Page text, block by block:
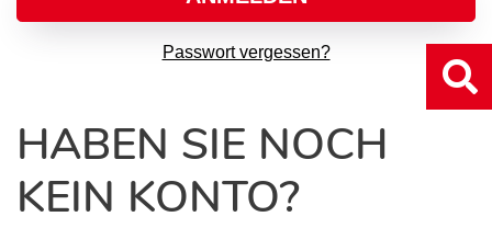
Passwort vergessen?
HABEN SIE NOCH
KEIN KONTO?